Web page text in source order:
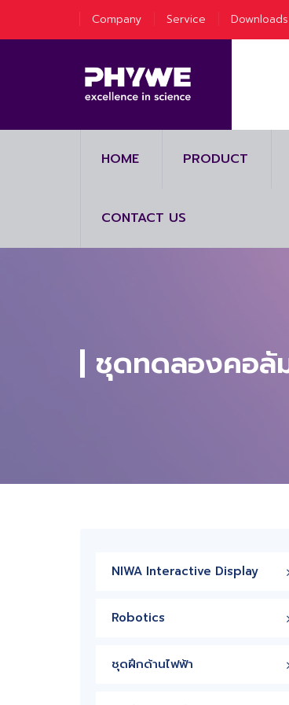
Company Service Downloads
HOME PRODUCT
CONTACT US
ชุดทดลองคอลั
NIWA Interactive Display
Robotics
ชุดฝึกด้านไฟฟ้า